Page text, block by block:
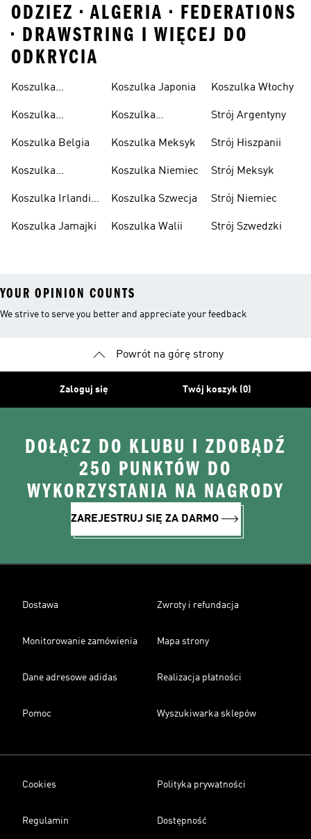
ODZIEZ • ALGERIA • FEDERATIONS
• DRAWSTRING I WIĘCEJ DO
ODKRYCIA
Koszulka
Koszulka
Koszulka Belgia
Koszulka
Koszulka Irlandii
Koszulka Jamajki
Koszulka Japonia
Koszulka
Koszulka Meksyk
Koszulka Niemiec
Koszulka Szwecja
Koszulka Walii
Koszulka Włochy
Strój Argentyny
Strój Hiszpanii
Strój Meksyk
Strój Niemiec
Strój Szwedzki
YOUR OPINION COUNTS
We strive to serve you better and appreciate your feedback
Powrót na górę strony
Zaloguj się Twój koszyk (0)
DOŁĄCZ DO KLUBU I ZDOBĄDŹ
250 PUNKTÓW DO
WYKORZYSTANIA NA NAGRODY
ZAREJESTRUJ SIĘ ZA DARMO
Dostawa Zwroty i refundacja
Monitorowanie zamówienia Mapa strony
Dane adresowe adidas Realizacja płatności
Pomoc Wyszukiwarka sklepów
Cookies Polityka prywatności
Regulamin Dostępność